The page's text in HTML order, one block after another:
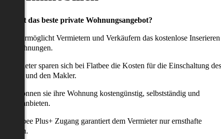
willst das beste private Wohnungsangebot?
ermöglicht Vermietern und Verkäufern das kostenlose Inserieren
Wohnungen.
Anbieter sparen sich bei Flatbee die Kosten für die Einschaltung des
und den Makler.
können sie ihre Wohnung kostengünstig, selbstständig und
anbieten.
Flatbee Plus+ Zugang garantiert dem Vermieter nur ernsthafte